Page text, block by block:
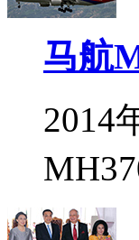
马航
2014